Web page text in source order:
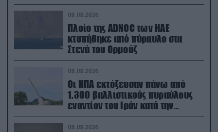
08.08.2026
Πλοίο της ADNOC των ΗΑΕ
κτυπήθηκε από πύραυλο στα
Στενά του Ορμούζ
08.08.2026
Οι ΗΠΑ εκτόξευσαν πάνω από
1.300 βαλλιστικούς πυραύλους
εναντίον του Ιράν κατά την
διάρκεια του πολέμου
08.08.2026